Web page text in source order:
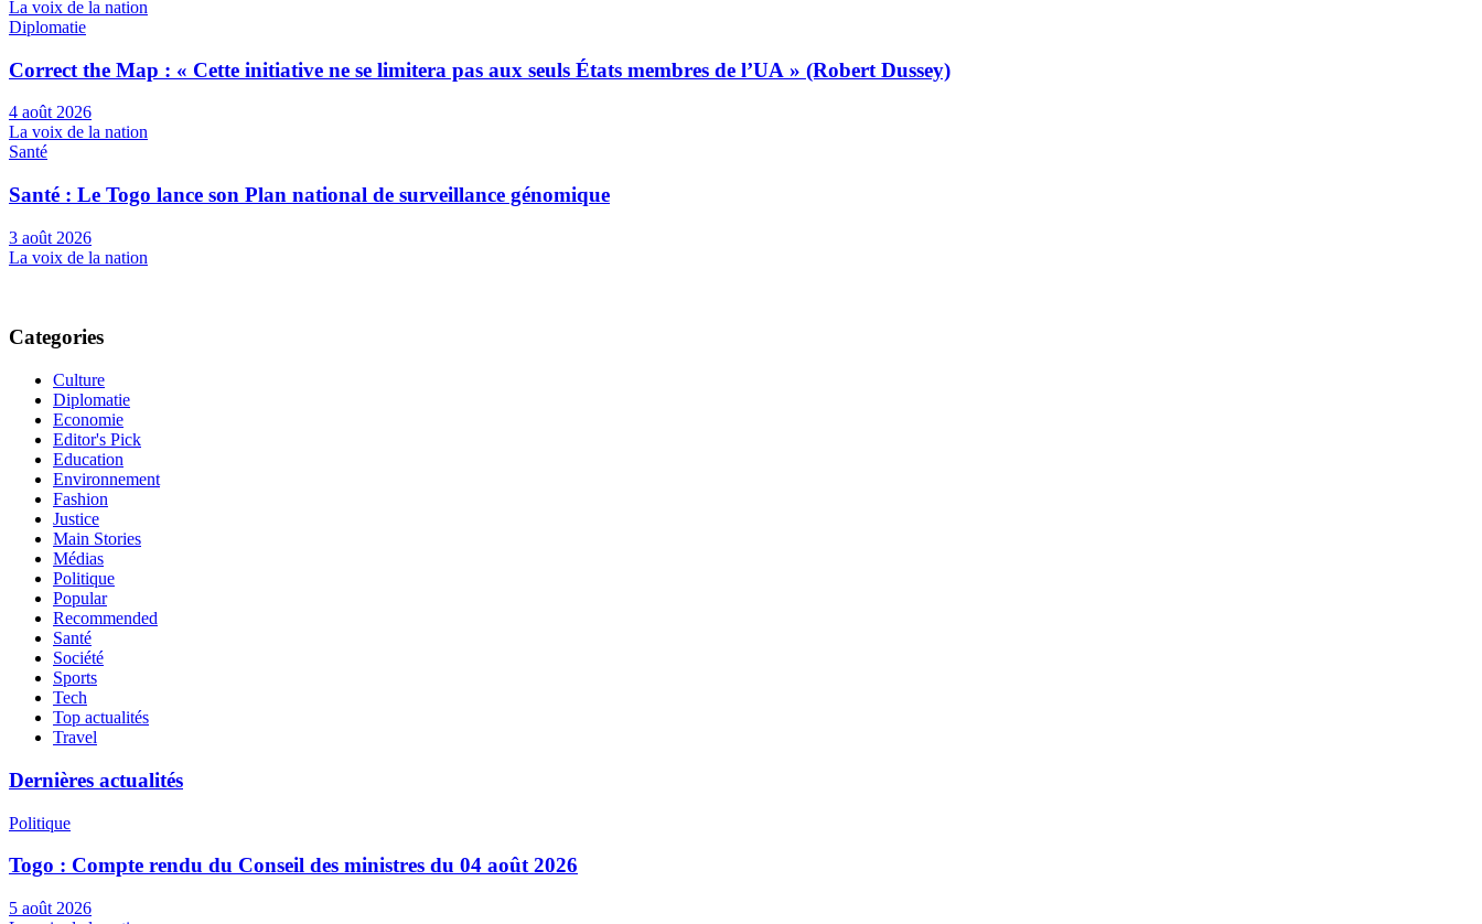
La voix de la nation
Diplomatie
Correct the Map : « Cette initiative ne se limitera pas aux seuls États membres de l’UA » (Robert Dussey)
4 août 2026
La voix de la nation
Santé
Santé : Le Togo lance son Plan national de surveillance génomique
3 août 2026
La voix de la nation
Categories
Culture
Diplomatie
Economie
Editor's Pick
Education
Environnement
Fashion
Justice
Main Stories
Médias
Politique
Popular
Recommended
Santé
Société
Sports
Tech
Top actualités
Travel
Dernières actualités
Politique
Togo : Compte rendu du Conseil des ministres du 04 août 2026
5 août 2026